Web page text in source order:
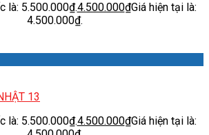
là: 5.500.000₫.4.500.000₫Giá hiện tại là:
4.500.000₫.
13
là: 5.500.000₫.4.500.000₫Giá hiện tại là: